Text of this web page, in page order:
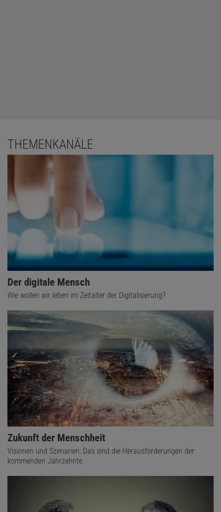
THEMENKANÄLE
Der digitale Mensch
Wie wollen wir leben im Zeitalter der Digitalisierung?
Zukunft der Menschheit
Visionen und Szenarien: Das sind die Herausforderungen der
kommenden Jahrzehnte